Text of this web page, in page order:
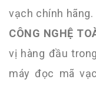
vạch chính hãng.
CÔNG NGHỆ
vị hàng đầu
máy đọc mã